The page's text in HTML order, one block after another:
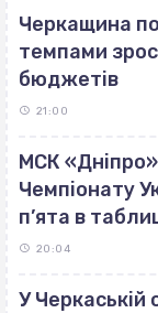
Черкащина
темпами
бюджетів
21:00
МСК
Чемпіонату
п’ята в
20:04
У Черкаській